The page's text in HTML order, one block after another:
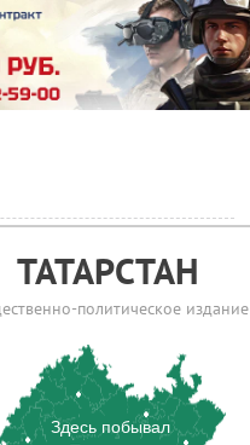
ТАТАРСТАН
политическое издание
Здесь побывал